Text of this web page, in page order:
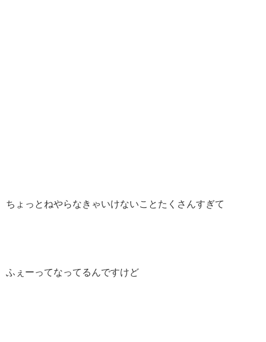
ちょっとねやらなきゃいけないことたくさんすぎて
ふぇーってなってるんですけど